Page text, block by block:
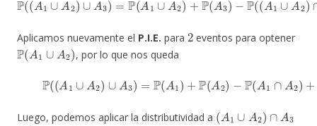
Aplicamos nuevamente el P.I.E. para
2
eventos para optener
P(A1∪A2 )
, por lo que nos queda
(3) P (A1 ∪A 2 A3 )= P A 1)+ P A −P A 1∩ A2 )+ P
Luego, podemos aplicar la distributividad a
(A1 2 ∩